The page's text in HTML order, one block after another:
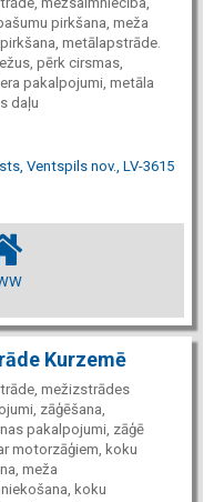
pirkšana, meža
metālapstrāde.
pērk cirsmas,
pakalpojumi, metāla
daļu
Ventspils nov., LV-3615
Kurzemē
mežizstrādes
zāģēšana,
pakalpojumi, zāģē
motorzāģiem, koku
meža
koku